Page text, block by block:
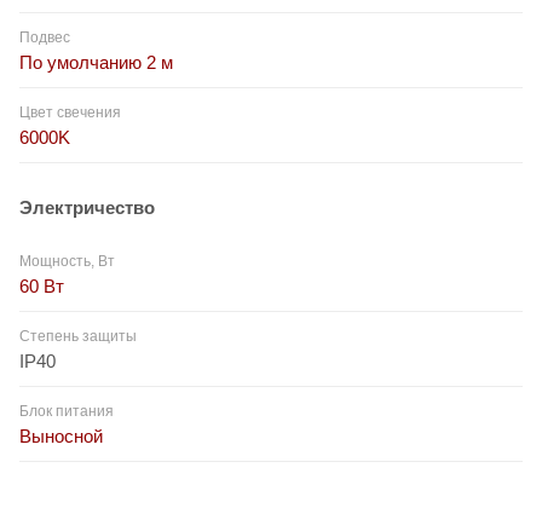
Подвес
По умолчанию 2 м
Цвет свечения
6000K
Электричество
Мощность, Вт
60 Вт
Степень защиты
IP40
Блок питания
Выносной